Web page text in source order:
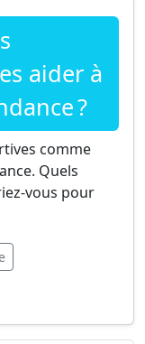
aider à
?
comme
Quels
vous pour